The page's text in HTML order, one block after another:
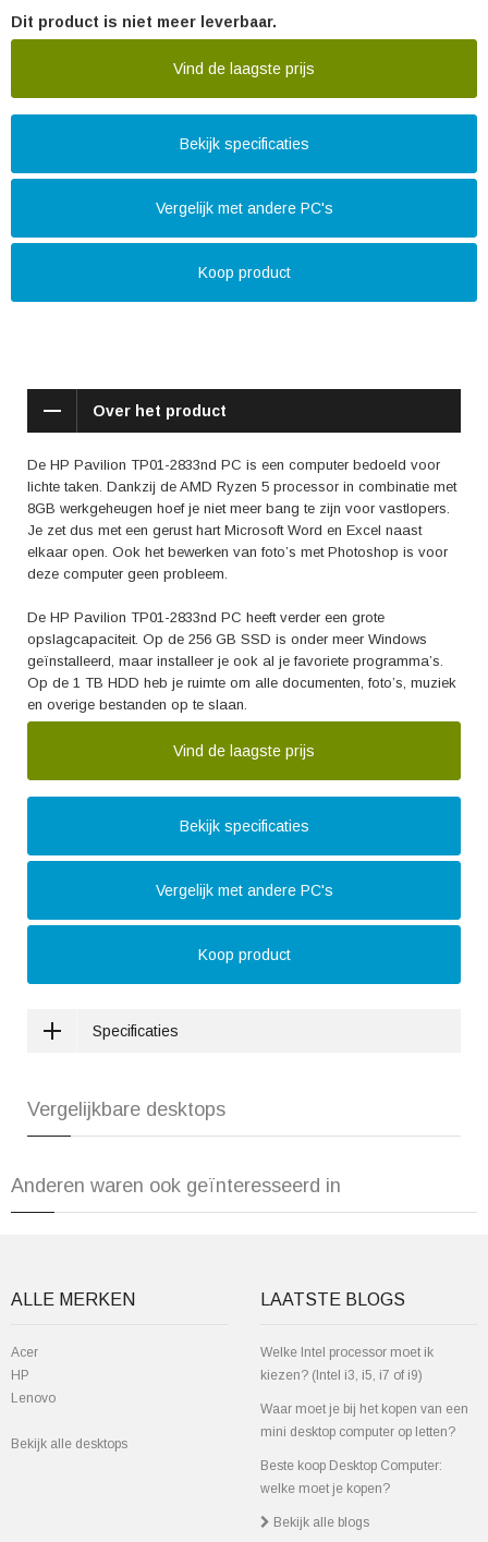
opslagcapaciteit. Op de 256 GB SSD is onder meer Windows
1 TB HDD heb je ruimte om alle documenten, foto’s, muziek en overige
bestanden op te slaan.
Dit product is niet meer leverbaar.
Vind de laagste prijs
Bekijk specificaties
Vergelijk met andere PC's
Koop product
Over het product
De HP Pavilion TP01-2833nd PC is een computer bedoeld voor
lichte taken. Dankzij de AMD Ryzen 5 processor in combinatie met
8GB werkgeheugen hoef je niet meer bang te zijn voor vastlopers.
Je zet dus met een gerust hart Microsoft Word en Excel naast
elkaar open. Ook het bewerken van foto’s met Photoshop is voor
deze computer geen probleem.
De HP Pavilion TP01-2833nd PC heeft verder een grote
opslagcapaciteit. Op de 256 GB SSD is onder meer Windows
geïnstalleerd, maar installeer je ook al je favoriete programma’s.
Op de 1 TB HDD heb je ruimte om alle documenten, foto’s, muziek
en overige bestanden op te slaan.
Vind de laagste prijs
Bekijk specificaties
Vergelijk met andere PC's
Koop product
Specificaties
Vergelijkbare desktops
Anderen waren ook geïnteresseerd in
ALLE MERKEN
Acer
HP
Lenovo
Bekijk alle desktops
LAATSTE BLOGS
Welke Intel processor moet ik
kiezen? (Intel i3, i5, i7 of i9)
Waar moet je bij het kopen van een
mini desktop computer op letten?
Beste koop Desktop Computer:
welke moet je kopen?
Bekijk alle blogs